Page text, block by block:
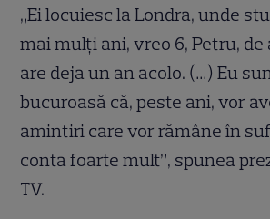
„Ei locuiesc la Londra, unde
mai mulți ani, vreo 6, Petru,
are deja un an acolo. (…) Eu
bucuroasă că, peste ani, vor
amintiri care vor rămâne în
conta foarte mult”, spunea
TV.